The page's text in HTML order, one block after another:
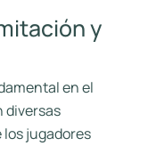
y
en el
diversas
los jugadores